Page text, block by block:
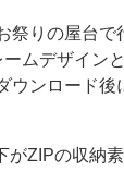
祭りの屋台で
ムデザイン
ウンロード後
ZIPの収納